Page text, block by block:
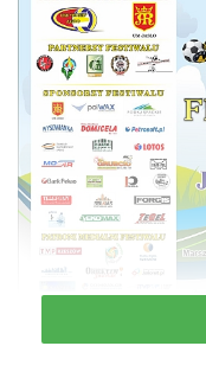
a
i
l